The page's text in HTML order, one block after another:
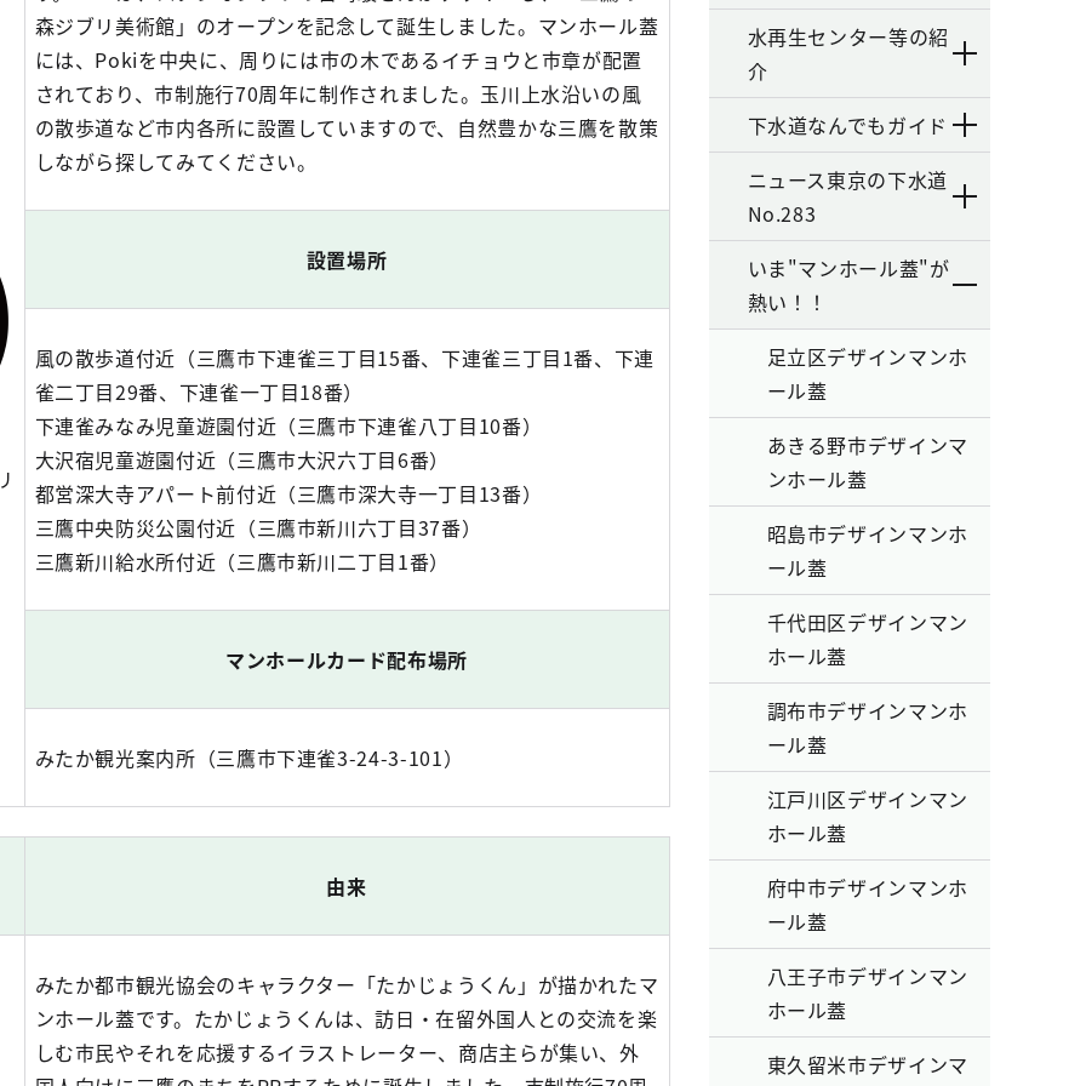
森ジブリ美術館」のオープンを記念して誕生しました。マンホール蓋
には、Pokiを中央に、周りには市の木であるイチョウと市章が配置
されており、市制施行70周年に制作されました。玉川上水沿いの風
の散歩道など市内各所に設置していますので、自然豊かな三鷹を散策
しながら探してみてください。
設置場所
風の散歩道付近（三鷹市下連雀三丁目15番、下連雀三丁目1番、下連
雀二丁目29番、下連雀一丁目18番）
下連雀みなみ児童遊園付近（三鷹市下連雀八丁目10番）
大沢宿児童遊園付近（三鷹市大沢六丁目6番）
都営深大寺アパート前付近（三鷹市深大寺一丁目13番）
三鷹中央防災公園付近（三鷹市新川六丁目37番）
三鷹新川給水所付近（三鷹市新川二丁目1番）
マンホールカード配布場所
みたか観光案内所（三鷹市下連雀3-24-3-101）
由来
みたか都市観光協会のキャラクター「たかじょうくん」が描かれたマ
ンホール蓋です。たかじょうくんは、訪日・在留外国人との交流を楽
しむ市民やそれを応援するイラストレーター、商店主らが集い、外
水再生センター等の紹
介
下水道なんでもガイド
ニュース東京の下水道
No.283
いま"マンホール蓋"が
熱い！！
足立区デザインマンホ
ール蓋
あきる野市デザインマ
ンホール蓋
昭島市デザインマンホ
ール蓋
千代田区デザインマン
ホール蓋
調布市デザインマンホ
ール蓋
江戸川区デザインマン
ホール蓋
府中市デザインマンホ
ール蓋
八王子市デザインマン
ホール蓋
東久留米市デザインマ